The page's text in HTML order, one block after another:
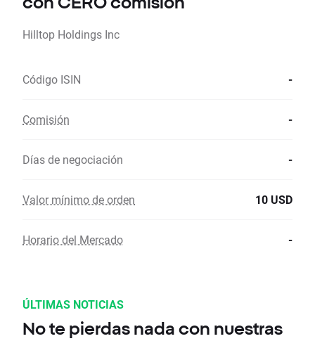
Hilltop Holdings Inc
Código ISIN -
Comisión -
Días de negociación -
Valor mínimo de orden 10 USD
Horario del Mercado -
ÚLTIMAS NOTICIAS
No te pierdas nada con nuestras